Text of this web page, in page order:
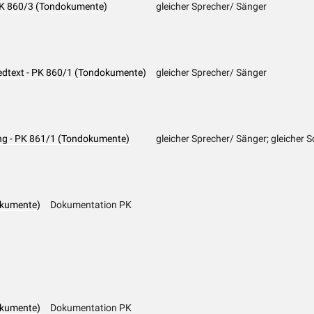
860/3 (Tondokumente) gleicher Sprecher/ Sänger
- PK 860/1 (Tondokumente) gleicher Sprecher/ Sänger
- PK 861/1 (Tondokumente) gleicher Sprecher/ Sänger; gleicher
Dokumentation PK
Dokumentation PK